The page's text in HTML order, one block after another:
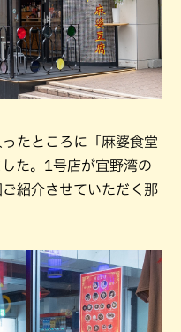
たところに「麻婆食堂
た。1号店が宜野湾の
紹介させていただく那